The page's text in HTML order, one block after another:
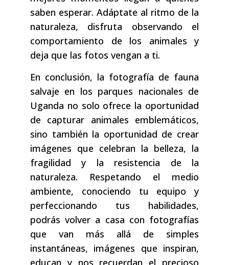
saben esperar. Adáptate al ritmo de la
naturaleza, disfruta observando el
comportamiento de los animales y
deja que las fotos vengan a ti.
En conclusión, la fotografía de fauna
salvaje en los parques nacionales de
Uganda no solo ofrece la oportunidad
de capturar animales emblemáticos,
sino también la oportunidad de crear
imágenes que celebran la belleza, la
fragilidad y la resistencia de la
naturaleza. Respetando el medio
ambiente, conociendo tu equipo y
perfeccionando tus habilidades,
podrás volver a casa con fotografías
que van más allá de simples
instantáneas, imágenes que inspiran,
educan y nos recuerdan el precioso